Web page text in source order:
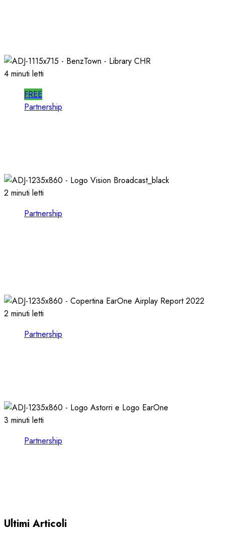
4 minuti letti
FREE
Partnership
2 minuti letti
Partnership
2 minuti letti
Partnership
3 minuti letti
Partnership
Ultimi Articoli